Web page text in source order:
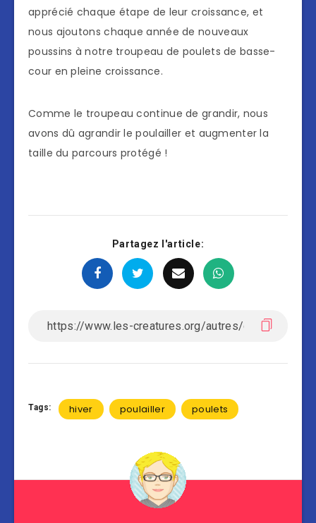
apprécié chaque étape de leur croissance, et
nous ajoutons chaque année de nouveaux
poussins à notre troupeau de poulets de basse-
cour en pleine croissance.
Comme le troupeau continue de grandir, nous
avons dû agrandir le poulailler et augmenter la
taille du parcours protégé !
Partagez l'article:
Tags: hiver poulailler poulets